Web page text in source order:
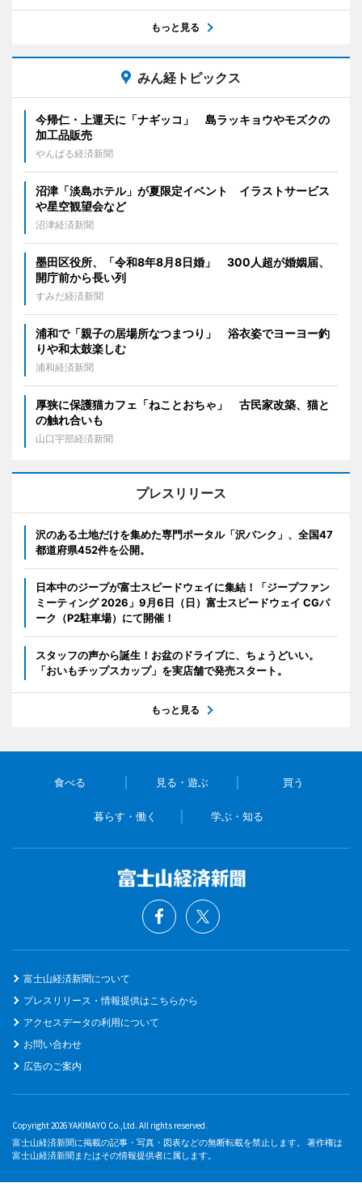
もっと見る
みん経トピックス
今帰仁・上運天に「ナギッコ」 島ラッキョウやモズクの
加工品販売
やんばる経済新聞
沼津「淡島ホテル」が夏限定イベント イラストサービス
や星空観望会など
沼津経済新聞
墨田区役所、「令和8年8月8日婚」 300人超が婚姻届、
開庁前から長い列
すみだ経済新聞
浦和で「親子の居場所なつまつり」 浴衣姿でヨーヨー釣
りや和太鼓楽しむ
浦和経済新聞
厚狭に保護猫カフェ「ねことおちゃ」 古民家改築、猫と
の触れ合いも
山口宇部経済新聞
プレスリリース
沢のある土地だけを集めた専門ポータル「沢バンク」、全国47
都道府県452件を公開。
日本中のジープが富士スピードウェイに集結！「ジープファン
ミーティング 2026」9月6日（日）富士スピードウェイ CGパ
ーク（P2駐車場）にて開催！
スタッフの声から誕生！お盆のドライブに、ちょうどいい。
「おいもチップスカップ」を実店舗で発売スタート。
もっと見る
食べる 見る・遊ぶ 買う
暮らす・働く 学ぶ・知る
富士山経済新聞について
プレスリリース・情報提供はこちらから
アクセスデータの利用について
お問い合わせ
広告のご案内
Copyright 2026 YAKIMAYO Co.,Ltd. All rights reserved.
富士山経済新聞に掲載の記事・写真・図表などの無断転載を禁止します。 著作権は
富士山経済新聞またはその情報提供者に属します。